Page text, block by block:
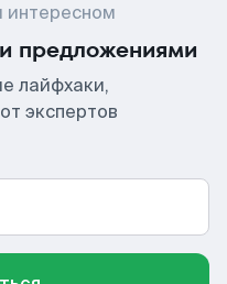
интересном
предложениями
лайфхаки,
экспертов